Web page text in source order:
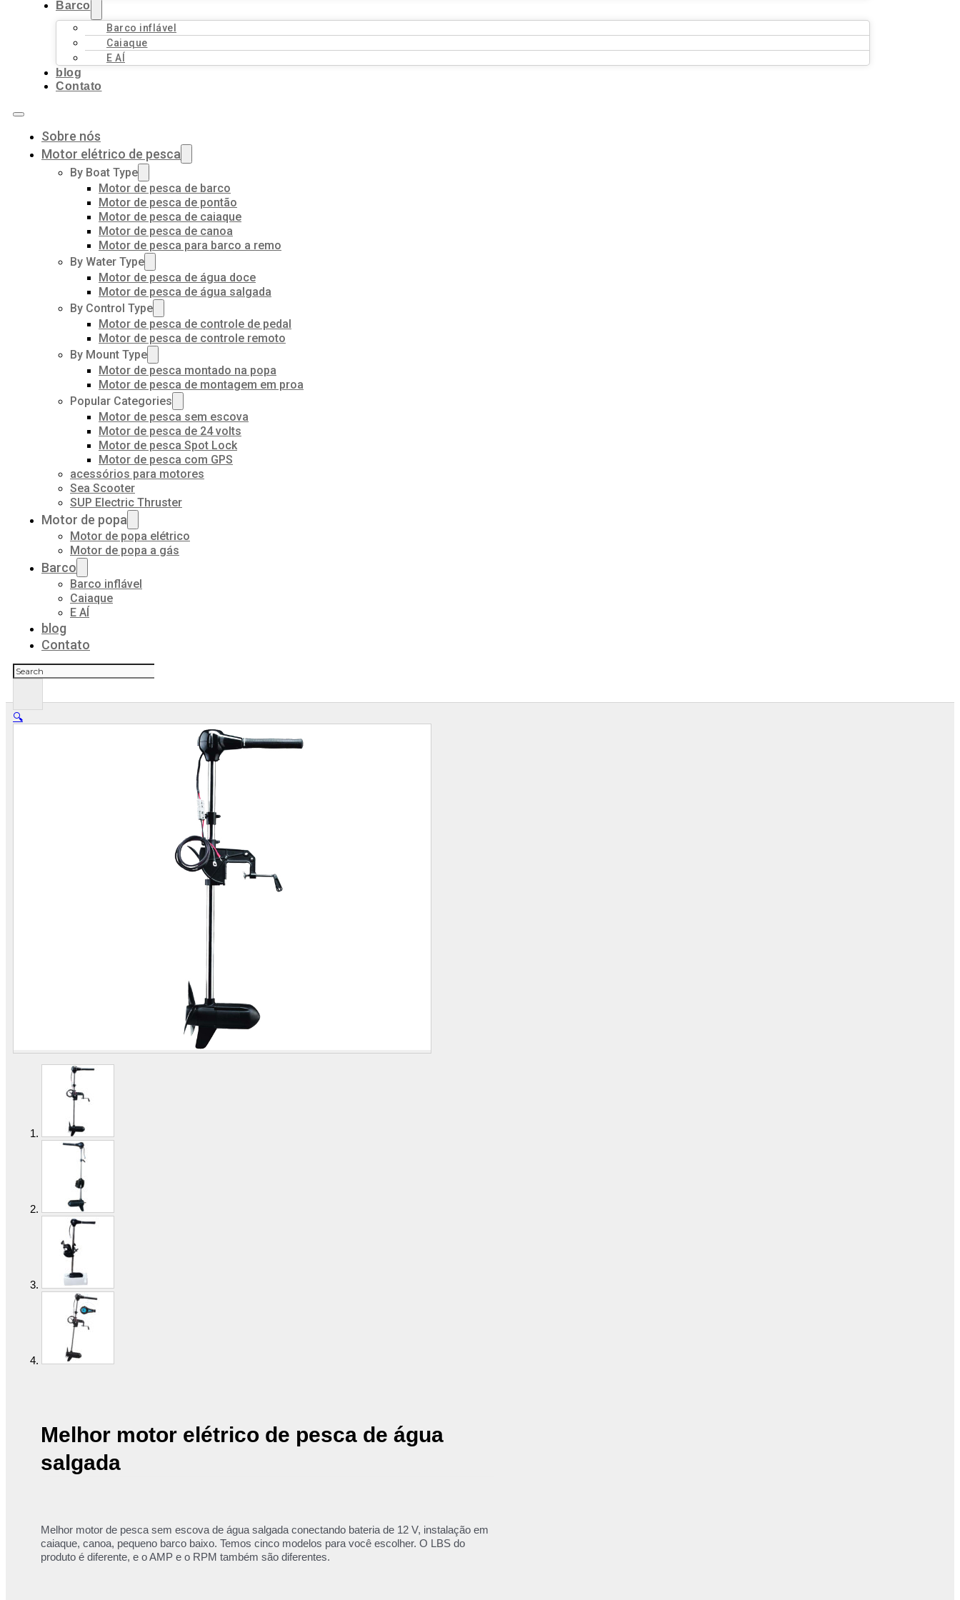
Barco
Barco inflável
Caiaque
E AÍ
blog
Contato
Sobre nós
Motor elétrico de pesca
By Boat Type
Motor de pesca de barco
Motor de pesca de pontão
Motor de pesca de caiaque
Motor de pesca de canoa
Motor de pesca para barco a remo
By Water Type
Motor de pesca de água doce
Motor de pesca de água salgada
By Control Type
Motor de pesca de controle de pedal
Motor de pesca de controle remoto
By Mount Type
Motor de pesca montado na popa
Motor de pesca de montagem em proa
Popular Categories
Motor de pesca sem escova
Motor de pesca de 24 volts
Motor de pesca Spot Lock
Motor de pesca com GPS
acessórios para motores
Sea Scooter
SUP Electric Thruster
Motor de popa
Motor de popa elétrico
Motor de popa a gás
Barco
Barco inflável
Caiaque
E AÍ
blog
Contato
Pesquisar
🔍
Melhor motor elétrico de pesca de água
salgada
Melhor motor de pesca sem escova de água salgada conectando bateria de 12 V, instalação em
caiaque, canoa, pequeno barco baixo. Temos cinco modelos para você escolher. O LBS do
produto é diferente, e o AMP e o RPM também são diferentes.